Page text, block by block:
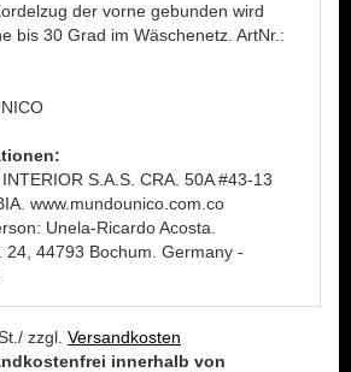
der vorne gebunden wird
bis 30 Grad im Wäschenetz. ArtNr.:
S.A.S. CRA. 50A #43-13
www.mundounico.com.co
Unela-Ricardo Acosta.
24, 44793 Bochum. Germany -
zzgl. Versandkosten
innerhalb von